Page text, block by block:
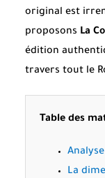
original est
proposons La
édition
travers tout le
Table des
La